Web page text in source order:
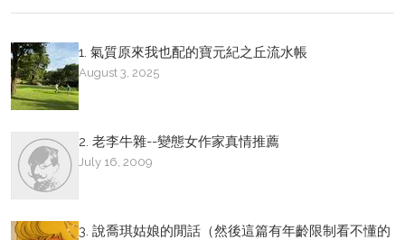
1. 氣質原來我也配的寶元紀之丘流水帳
August 3, 2025
2. 老李牛雜--變態女作家真情推薦
July 16, 2009
3. 說喬琪姑娘的閒話（然後這篇有年齡限制看不懂的